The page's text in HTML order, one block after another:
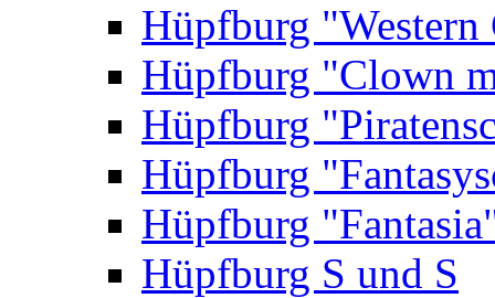
Hüpfburg
Hüpfburg "Clown
Hüpfburg
Hüpfburg
Hüpfburg
Hüpfburg S und S